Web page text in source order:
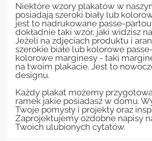
Niektóre wzory plakatów w
posiadają szeroki biały lub
jest to nadrukowane passe-
dokładnie taki wzór, jaki widzisz
Jeżeli na zdjęciach produktu i
szerokie białe lub kolorowe
kolorowe marginesy - taki
na twoim plakacie. Jest to
designu.
Każdy plakat możemy
ramek jakie posiadasz w domu.
Twoje pomysły i projekty oraz
Zaprojektujemy ozdobne napisy
Twoich ulubionych cytatów.